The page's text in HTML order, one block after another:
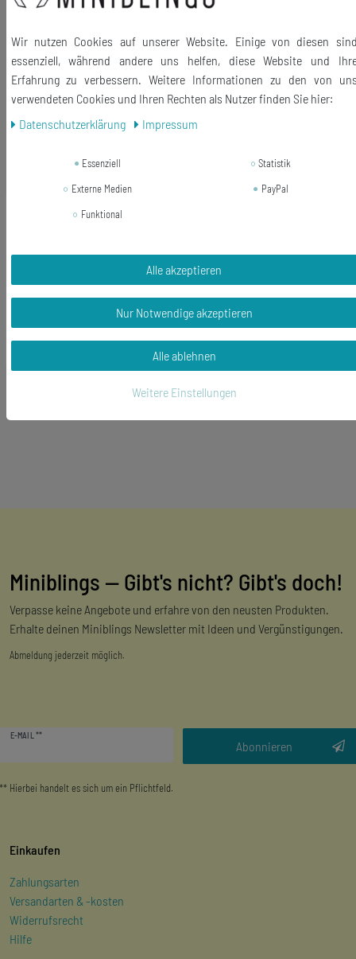
Haken und Ösen: versilbert
Lieferumfang: 1 Paar Ohrringe
Ähnliche Artikel
Axolotl Charm Miniblings Anhänger
10,79 € *
In den Warenkorb
*inkl. ges. MwSt.zzgl.Versandkosten
Miniblings — Gibt's nicht? Gibt's doch!
Verpasse keine Angebote und erfahre von den neusten Produkten.
Erhalte deinen Miniblings Newsletter mit Ideen und Vergünstigungen.
Abmeldung jederzeit möglich.
E-MAIL **
Abonnieren
** Hierbei handelt es sich um ein Pflichtfeld.
Einkaufen
Zahlungsarten
Versandarten & -kosten
Widerrufsrecht
Hilfe
Wir nutzen Cookies auf unserer Website. Einige von diesen
essenziell, während andere uns helfen, diese Website und
Erfahrung zu verbessern. Weitere Informationen zu den von
verwendeten Cookies und Ihren Rechten als Nutzer finden Sie hier:
Daten­schutz­erklärung
Impressum
Essenziell
Statistik
Externe Medien
PayPal
Funktional
Alle akzeptieren
Nur Notwendige akzeptieren
Alle ablehnen
Weitere Einstellungen